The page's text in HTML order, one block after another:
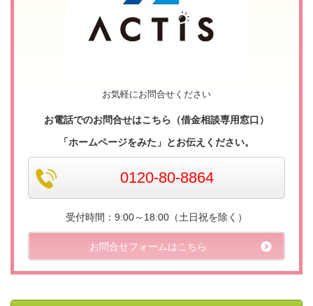
お気軽にお問合せください
お電話でのお問合せはこちら（借金相談専用窓口）
「ホームページをみた」とお伝えください。
0120-80-8864
受付時間：9:00～18:00（土日祝を除く）
お問合せフォームはこちら